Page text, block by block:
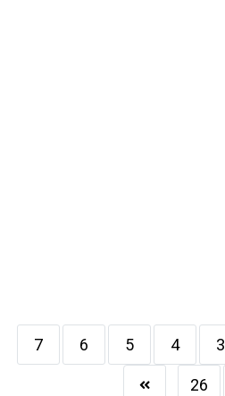
3
4
5
6
7
26